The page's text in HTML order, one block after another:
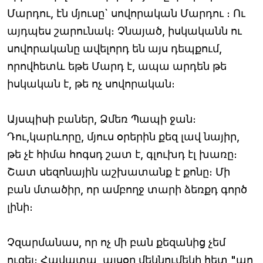
Մարդու, էն մյուսը` սովորական Մարդու ։ Ու
այդպես շարունակ։ Չնայած, իսկականն ու
սովորականը ավելորդ են այս դեպքում,
որովհետև եթե Մարդ է, ապա արդեն թե
իսկական է, թե ոչ սովորական։
Այսպիսի բաներ, Ձմեռ Պապի ջան։
Դու,կարևորը, մյուս օրերին քեզ լավ նայիր,
թե չէ հիմա հոգսդ շատ է, գլուխդ էլ խառը։
Շատ սեզոնային աշխատանք է քոնը։ Մի
բան մտածիր, որ ամբողջ տարի ձեռքդ գործ
լինի։
Չզարմանաս, որ ոչ մի բան քեզանից չեմ
ուզել։ Հավատա, այսօր մեկնումեկի հետ "պո